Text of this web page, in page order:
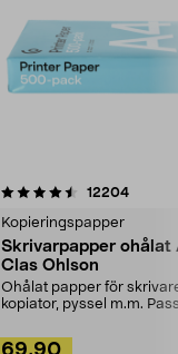
12204
Kopieringspapper
Skrivarpapper ohålat
Clas Ohlson
Ohålat papper för
kopiator, pyssel m.m.
0.0 av 5 stjärnor